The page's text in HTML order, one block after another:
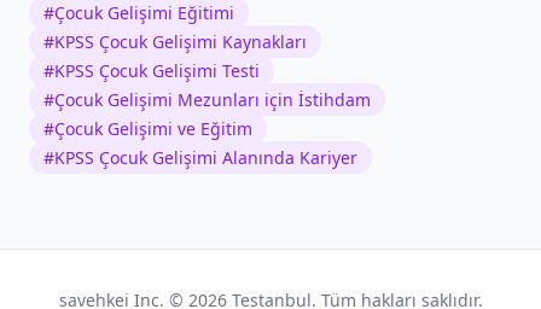
#Çocuk Gelişimi Eğitimi
#KPSS Çocuk Gelişimi Kaynakları
#KPSS Çocuk Gelişimi Testi
#Çocuk Gelişimi Mezunları için İstihdam
#Çocuk Gelişimi ve Eğitim
#KPSS Çocuk Gelişimi Alanında Kariyer
savehkei Inc. © 2026Testanbul. Tüm hakları saklıdır.